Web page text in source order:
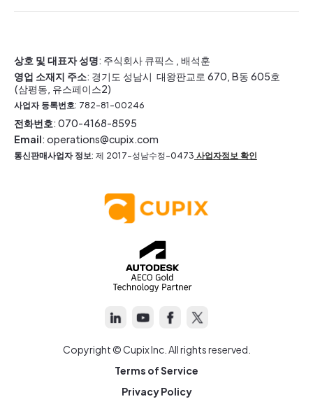
상호 및 대표자 성명: 주식회사 큐픽스 , 배석훈
영업 소재지 주소: 경기도 성남시 대왕판교로 670, B동 605호
(삼평동, 유스페이스2)
사업자 등록번호: 782-81-00246
전화번호: 070-4168-8595
Email: operations@cupix.com
통신판매사업자 정보: 제 2017-성남수정-0473 사업자정보 확인
Copyright © Cupix Inc. All rights reserved.
Terms of Service
Privacy Policy